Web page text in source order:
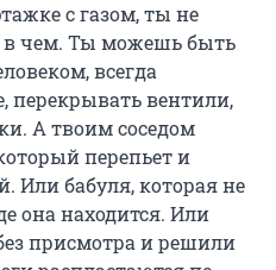
с газом, ты не
чем. Ты можешь быть
всегда
перекрывать вентили,
А твоим соседом
перепьет и
Или бабуля, которая не
она находится. Или
присмотра и решили